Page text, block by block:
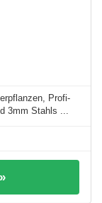
Profi-
3mm Stahls ...